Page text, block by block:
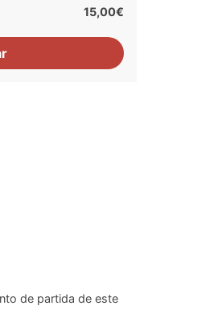
15,00€
de partida de este